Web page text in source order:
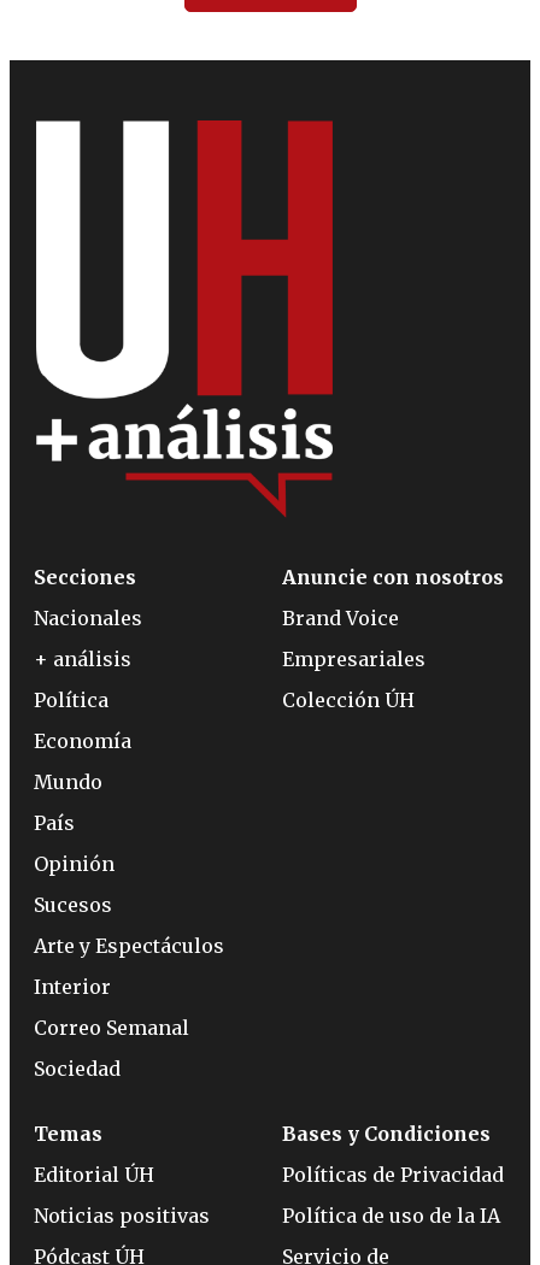
Secciones
Nacionales
+ análisis
Política
Economía
Mundo
País
Opinión
Sucesos
Arte y Espectáculos
Interior
Correo Semanal
Sociedad
Anuncie con nosotros
Brand Voice
Empresariales
Colección ÚH
Temas
Editorial ÚH
Noticias positivas
Pódcast ÚH
Bases y Condiciones
Políticas de Privacidad
Política de uso de la IA
Servicio de